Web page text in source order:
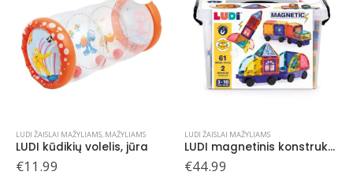
LUDI ŽAISLAI MAŽYLIAMS, MAŽYLIAMS
LUDI kūdikių volelis, jūra
€11.99
LUDI ŽAISLAI MAŽYLIAMS
LUDI magnetinis konstruktorius su ratais
€44.99